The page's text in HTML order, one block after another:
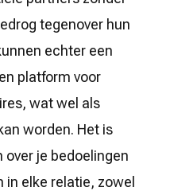
tegenover hun
echter een
platform voor
wat wel als
worden. Het is
over je bedoelingen
elke relatie, zowel